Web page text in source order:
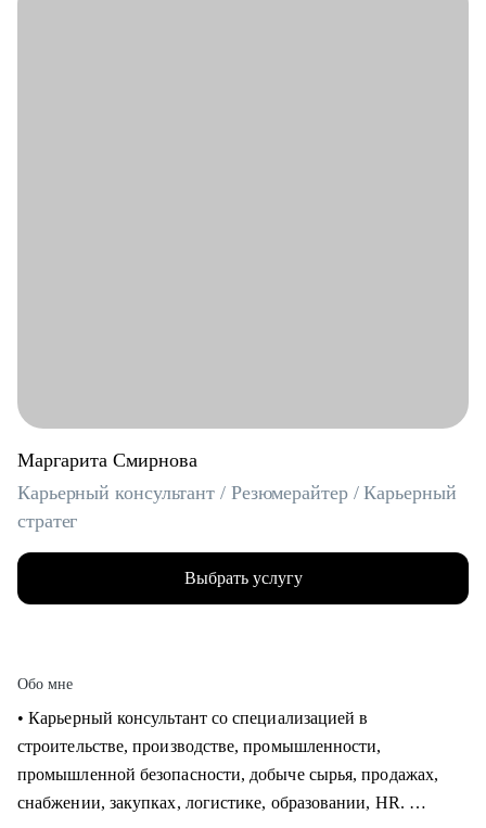
Маргарита Смирнова
Карьерный консультант / Резюмерайтер / Карьерный
стратег
Выбрать услугу
Обо мне
• Карьерный консультант со специализацией в
строительстве, производстве, промышленности,
промышленной безопасности, добыче сырья, продажах,
снабжении, закупках, логистике, образовании, HR.